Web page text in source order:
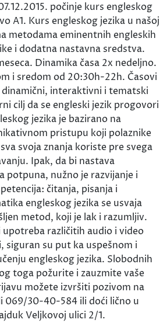
počinje kurs engleskog
A1. Kurs engleskog jezika u našoj
metodama eminentnih engleskih
i dodatna nastavna sredstva.
Dinamika časa 2x nedeljno.
i sredom od 20:30h-22h. Časovi
dinamični, interaktivni i tematski
cilj da se engleski jezik progovori
jezika je bazirano na
pristupu koji polaznike
svoja znanja koriste pre svega
Ipak, da bi nastava
potpuna, nužno je razvijanje i
čitanja, pisanja i
engleskog jezika se usvaja
metod, koji je lak i razumljiv.
upotreba različitih audio i video
siguran su put ka uspešnom i
engleskog jezika. Slobodnih
toga požurite i zauzmite vaše
možete izvršiti pozivom na
069/30-40-584 ili doći lično u
Veljkovoj ulici 2/1.